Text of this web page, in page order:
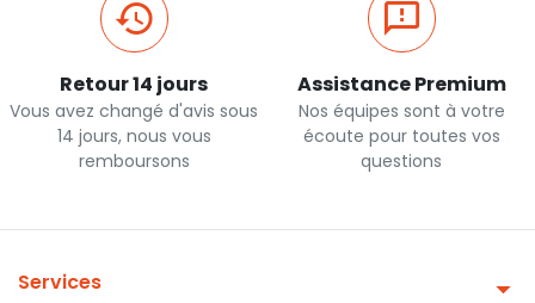
Retour 14 jours
Vous avez changé d'avis sous
14 jours, nous vous
remboursons
Assistance Premium
Nos équipes sont à votre
écoute pour toutes vos
questions
Services